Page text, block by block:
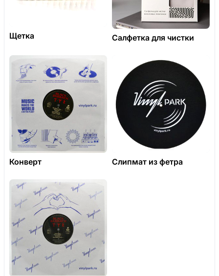
Щетка Салфетка для чистки
Конверт Слипмат из фетра